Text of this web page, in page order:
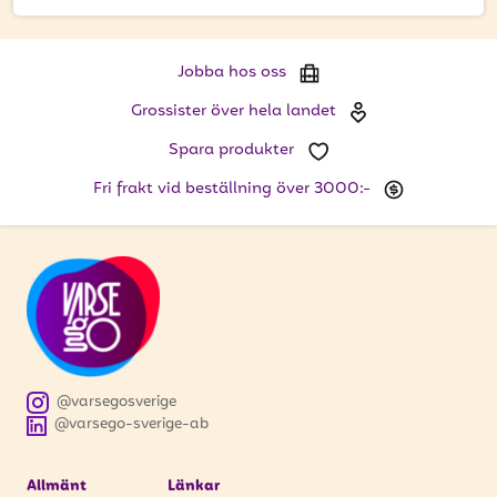
Ange din e-postadress nedan för att ta del av våra
nyheter och erbjudanden.
E-postadress
Jobba hos oss
Grossister över hela landet
Spara produkter
Fri frakt vid beställning över 3000:-
@varsego-sverige-ab
@varsegosverige
Allmänt Länkar